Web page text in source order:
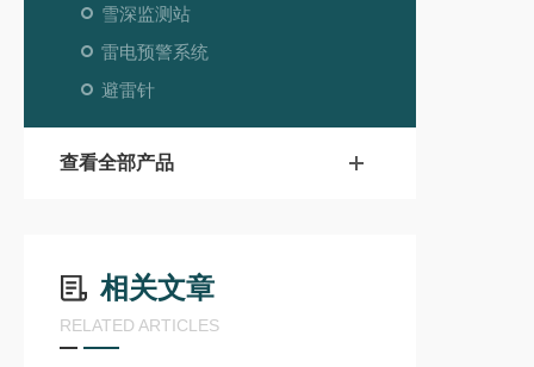
雪深监测站
雷电预警系统
避雷针
查看全部产品
相关文章
RELATED ARTICLES